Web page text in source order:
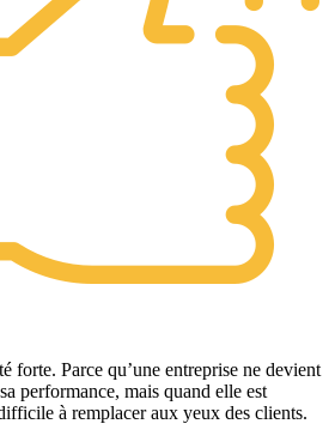
forte. Parce qu’une entreprise ne devient
performance, mais quand elle est
à remplacer aux yeux des clients.